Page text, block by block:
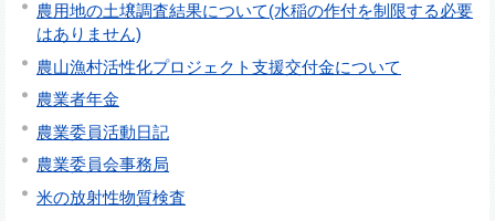
農用地の土壌調査結果について(水稲の作付を制限する必要
はありません)
農山漁村活性化プロジェクト支援交付金について
農業者年金
農業委員活動日記
農業委員会事務局
米の放射性物質検査